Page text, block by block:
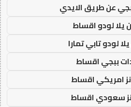
عن طريق الايدي
لودو اقساط
لودو تابي تمارا
ببجي اقساط
امريكي اقساط
سعودي اقساط